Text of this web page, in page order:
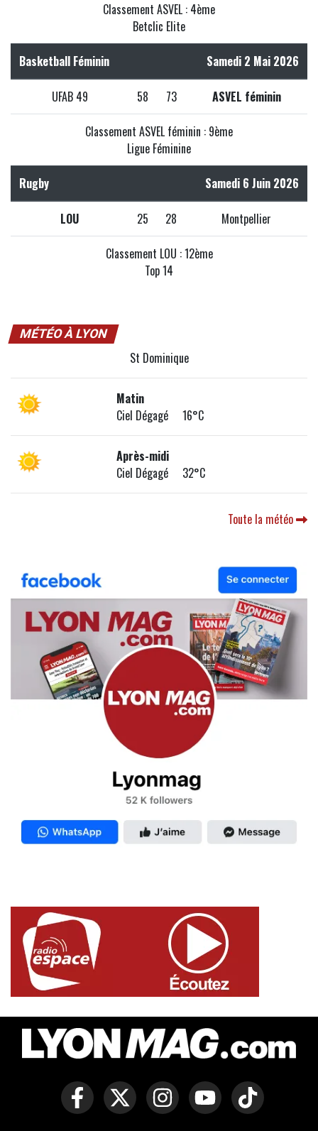
Classement ASVEL : 4ème
Betclic Elite
Basketball Féminin Samedi 2 Mai 2026
UFAB 49 58 73 ASVEL féminin
Classement ASVEL féminin : 9ème
Ligue Féminine
Rugby Samedi 6 Juin 2026
LOU 25 28 Montpellier
Classement LOU : 12ème
Top 14
MÉTÉO À LYON
St Dominique
Matin
Ciel Dégagé 16°C
Après-midi
Ciel Dégagé 32°C
Toute la météo